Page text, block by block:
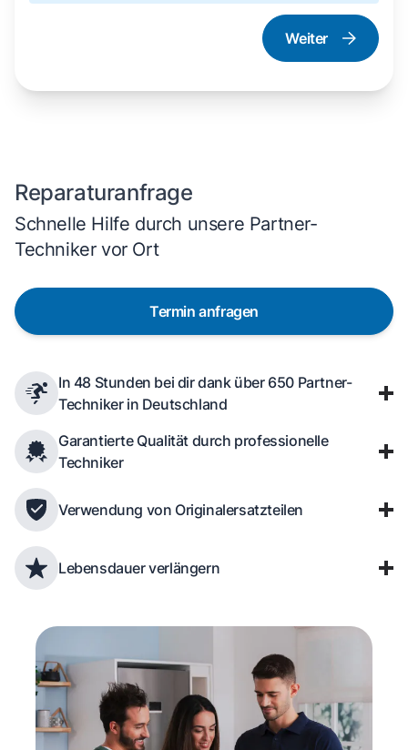
Herd und Backofen
Weiter
Reparaturanfrage
Schnelle Hilfe durch unsere Partner-
Techniker vor Ort
Termin anfragen
In 48 Stunden bei dir dank über 650 Partner-
Techniker in Deutschland
Garantierte Qualität durch professionelle
Techniker
Verwendung von Originalersatzteilen
Lebensdauer verlängern